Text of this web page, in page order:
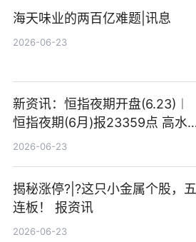
海天味业的两百亿难题|讯息
2026-06-23
新资讯：恒指夜期开盘(6.23)︱
恒指夜期(6月)报23359点 高水
23点
2026-06-23
揭秘涨停?|?这只小金属个股，五
连板！ 报资讯
2026-06-23